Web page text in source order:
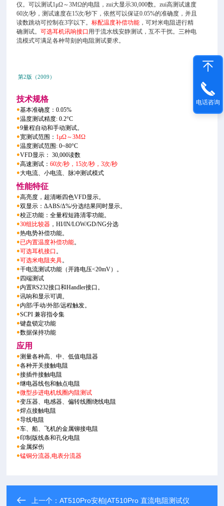
仪。可以测试1μΩ～3MΩ的电阻，zui大显示30,000数。zui高测试速度
60次/秒，测试速度在15次/秒下，依然可以保证0.05%的准确度，并且
读数跳动可控制在3字以下。标配温度补偿功能 ，可对米电阻进行精
确测试。可选耳机讯响接口 用于流水线安静测试，互不干扰。三种电
流模式可满足各种苛刻的电阻测试要求。
第2版（2009）
技术规格
●基本准确度：0.05%
●温度测试精度: 0.2°C
●9量程自动和手动测试。
●宽测试范围： 1μΩ～3MΩ
●温度测试范围: 0~80°C
●VFD显示： 30,000读数
●高速测试：60次/秒，15次/秒，3次/秒
●大电流、小电流、脉冲测试模式
性能特征
●高亮度，超清晰四色VFD显示。
●双显示：ΔABS/Δ%/分选结果同时显示。
●校正功能：全量程短路清零功能。
●30组比较器 ，HI/IN/LOW/GD/NG分选
●热电势补偿功能。
●已内置温度补偿功能。
●可选耳机接口 。
●可选米电阻夹具。
●干电流测试功能（开路电压<20mV）。
● 四端测试
●内置RS232接口和Handler接口。
●讯响和显示可调。
●内部/手动/外部/远程触发。
●SCPI 兼容指令集
●键盘锁定功能
●数据保持功能
应用
●测量各种高、中、低值电阻器
●各种开关接触电阻
●接插件接触电阻
●继电器线包和触点电阻
●微型步进电机线圈内阻测试
●变压器、电感器、偏转线圈绕线电阻
●焊点接触电阻
●导线电阻
●车、船、飞机的金属铆接电阻
●印制版线条和孔化电阻
●金属探伤
●锰铜分流器,电表分流器
上一个：AT510Pro安柏|AT510Pro 直流电阻测试仪
电话咨询